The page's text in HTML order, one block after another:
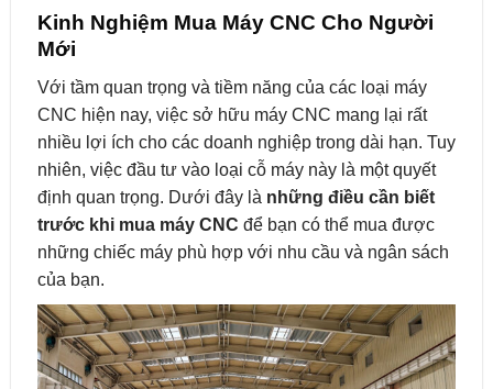
Kinh Nghiệm Mua Máy CNC Cho Người
Mới
Với tầm quan trọng và tiềm năng của các loại máy
CNC hiện nay, việc sở hữu máy CNC mang lại rất
nhiều lợi ích cho các doanh nghiệp trong dài hạn. Tuy
nhiên, việc đầu tư vào loại cỗ máy này là một quyết
định quan trọng. Dưới đây là những điều cần biết
trước khi mua máy CNC để bạn có thể mua được
những chiếc máy phù hợp với nhu cầu và ngân sách
của bạn.